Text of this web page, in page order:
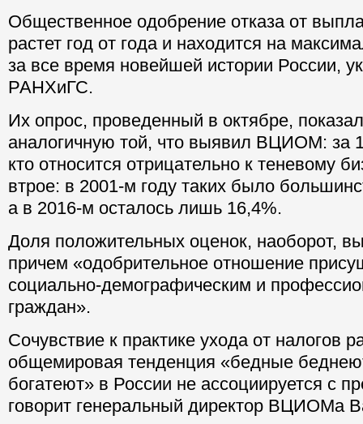
Общественное одобрение отказа от
растет год от года и находится на
за все время новейшей истории России,
РАНХиГС.
Их опрос, проведенный в октябре,
аналогичную той, что выявил ВЦИОМ: за
кто относится отрицательно к теневому
втрое: в 2001-м году таких было
а в 2016-м осталось лишь 16,4%.
Доля положительных оценок, наоборот,
причем «одобрительное отношение
социально-демографическим и
граждан».
Сочувствие к практике ухода от налогов
общемировая тенденция «бедные
богатеют» в России не ассоциируется с
говорит генеральный директор ВЦИОМа